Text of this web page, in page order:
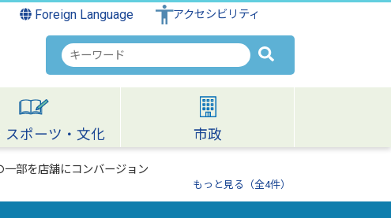
Foreign Language アクセシビリティ
検
索
キ
ワ
ー
ド
スポーツ・文化 市政
一部を店舗にコンバージョン
もっと見る（全4件）